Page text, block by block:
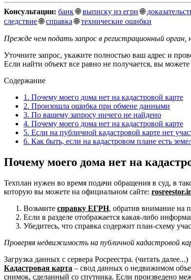
Консультации: банк🌐выписку из егрн🌐
следствие🌐справка🌐технические ошибки
Прежде чем подать запрос в регистрационный
Уточните запрос, укажите полностью ваш адрес и
Если найти объект все равно не получается, вы
Содержание
1. Почему моего дома нет на кадастровой карте
2. Произошла ошибка при обмене данными
3. По вашему запросу ничего не найдено
4. Почему моего дома нет на кадастровой карте
5. Если на публичной кадастровой карте нет
6. Как быть, если на кадастровом плане есть
Почему моего дома нет на
Техплан нужен во время подачи обращения в суд, в
которую вы можете на официальном сайте:
Возьмите справку ЕГРН, обратив внимание на
Если в разделе отображается какая-либо
Убедитесь, что справка содержит план-схему
Проверяя недвижимость на публичной кадастровой
Загрузка данных с сервера Росреестра. (читать далее...)
Кадастровая карта – свод данных о недвижимом
снимок, сделанный со спутника. Если произведено